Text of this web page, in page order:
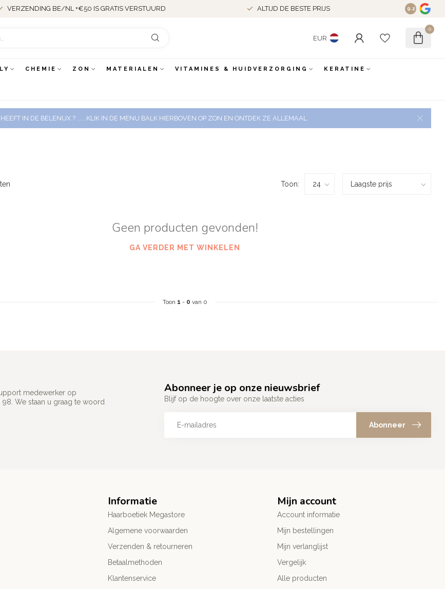
VERZENDING BE/NL +€50 IS GRATIS VERSTUURD ALTIJD DE BESTE PRIJS 9.2
EUR
0
CHEMIE ZON MATERIALEN VITAMINES & HUIDVERZORGING KERATINE
IN DE BELENUX ? ..... KLIK IN DE MENU BALK HIERBOVEN OP ZON EN ONTDEK ZE ALLEMAAL
Toon:
Geen producten gevonden!
GA VERDER MET WINKELEN
Toon 1 - 0 van 0
medewerker op
98. We staan u graag te woord
Abonneer je op onze nieuwsbrief
Blijf op de hoogte over onze laatste acties
Abonneer
Informatie
Haarboetiek Megastore
Algemene voorwaarden
Verzenden & retourneren
Betaalmethoden
Klantenservice
Mijn account
Account informatie
Mijn bestellingen
Mijn verlanglijst
Vergelijk
Alle producten